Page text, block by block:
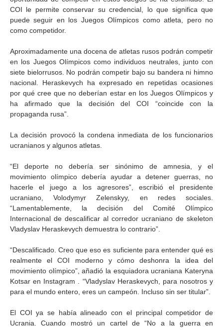
COI le permite conservar su credencial, lo que significa que
puede seguir en los Juegos Olímpicos como atleta, pero no
como competidor.
Aproximadamente una docena de atletas rusos podrán competir
en los Juegos Olímpicos como individuos neutrales, junto con
siete bielorrusos. No podrán competir bajo su bandera ni himno
nacional. Heraskevych ha expresado en repetidas ocasiones
por qué cree que no deberían estar en los Juegos Olímpicos y
ha afirmado que la decisión del COI “coincide con la
propaganda rusa”.
La decisión provocó la condena inmediata de los funcionarios
ucranianos y algunos atletas.
“El deporte no debería ser sinónimo de amnesia, y el
movimiento olímpico debería ayudar a detener guerras, no
hacerle el juego a los agresores”, escribió el presidente
ucraniano, Volodymyr Zelenskyy, en redes sociales.
“Lamentablemente, la decisión del Comité Olímpico
Internacional de descalificar al corredor ucraniano de skeleton
Vladyslav Heraskevych demuestra lo contrario”.
“Descalificado. Creo que eso es suficiente para entender qué es
realmente el COI moderno y cómo deshonra la idea del
movimiento olímpico”, añadió la esquiadora ucraniana Kateryna
Kotsar en Instagram . “Vladyslav Heraskevych, para nosotros y
para el mundo entero, eres un campeón. Incluso sin ser titular”.
El COI ya se había alineado con el principal competidor de
Ucrania. Cuando mostró un cartel de “No a la guerra en